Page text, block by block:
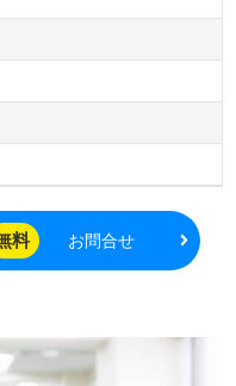
『しまナーシングホー
ホーム（本社：東京都
奈川県、茨城県を中心
、住宅型有料老人ホー
するために』。ご利用
厚いサポートが評判の
迎えします。創業者様
”も嬉しいポイント！
り添いたい』『介護知
料 お問合せ